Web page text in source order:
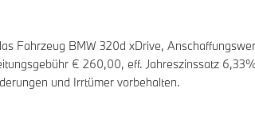
Fahrzeug BMW 320d xDrive,
€ 260,00, eff. Jahreszinssatz 6,33
und Irrtümer vorbehalten.